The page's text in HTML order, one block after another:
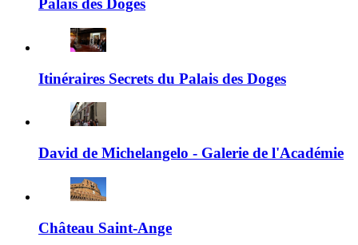
Palais des Doges
Itinéraires Secrets du Palais des Doges
David de Michelangelo - Galerie de l'Académie
Château Saint-Ange